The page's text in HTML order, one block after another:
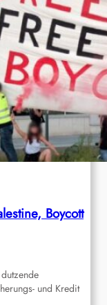
Boycott
und Kredit